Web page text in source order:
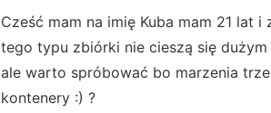
Cześć mam na imię Kuba mam 21 lat
tego typu zbiórki nie cieszą się
ale warto spróbować bo marzenia
kontenery :) ?